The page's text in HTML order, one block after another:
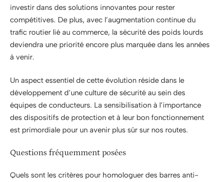
investir dans des solutions innovantes pour rester
compétitives. De plus, avec l’augmentation continue du
trafic routier lié au commerce, la sécurité des poids lourds
deviendra une priorité encore plus marquée dans les années
à venir.
Un aspect essentiel de cette évolution réside dans le
développement d’une culture de sécurité au sein des
équipes de conducteurs. La sensibilisation à l’importance
des dispositifs de protection et à leur bon fonctionnement
est primordiale pour un avenir plus sûr sur nos routes.
Questions fréquemment posées
Quels sont les critères pour homologuer des barres anti-